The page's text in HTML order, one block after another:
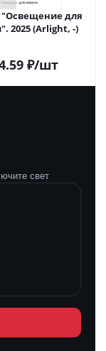
"Освещение для
2025 (Arlight, -)
₽/шт
свет